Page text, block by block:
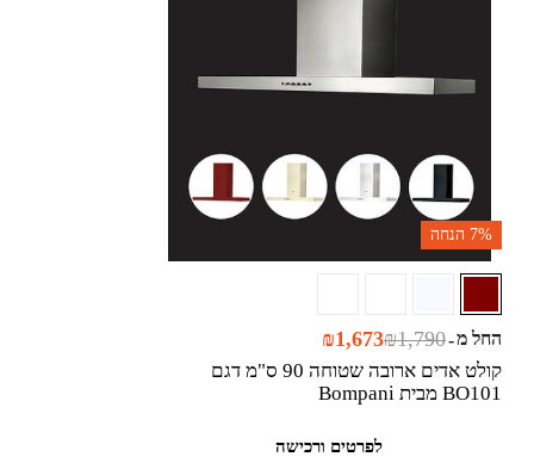
7% הנחה
קולט אדים ארובה שטוחה 90 ס"מ דגם
BO101 מבית Bompani
החל מ-
₪1,790
₪1,673
לפרטים ורכישה